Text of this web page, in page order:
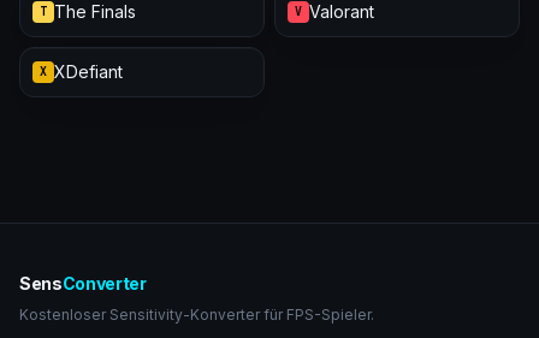
T The Finals V Valorant
X XDefiant
SensConverter
Kostenloser Sensitivity-Konverter für FPS-Spieler.